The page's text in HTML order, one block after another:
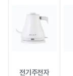
전기주전자